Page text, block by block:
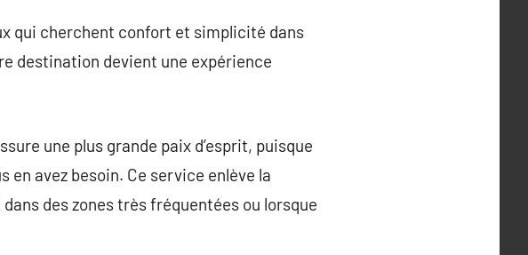
qui cherchent confort et simplicité dans
destination devient une expérience
une plus grande paix d’esprit, puisque
avez besoin. Ce service enlève la
des zones très fréquentées ou lorsque